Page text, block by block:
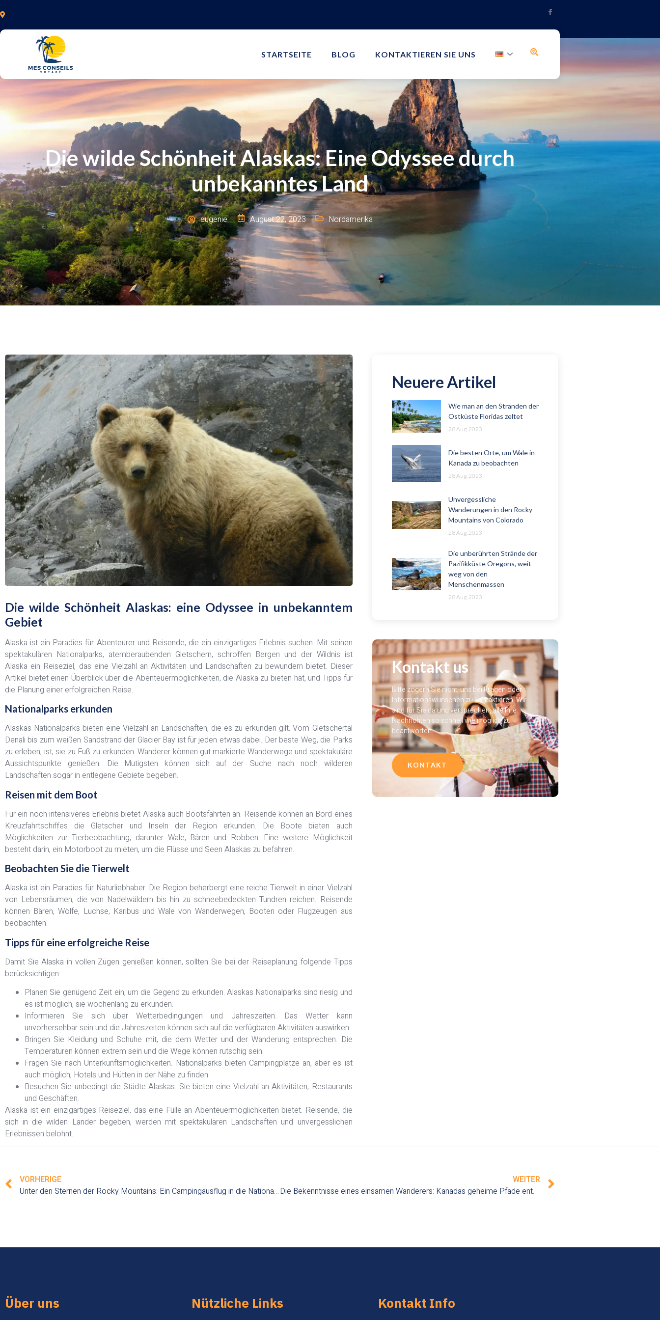
STARTSEITE BLOG KONTAKTIEREN SIE UNS
Die wilde Schönheit Alaskas: Eine Odyssee durch
unbekanntes Land
eugenie August 22, 2023 Nordamerika
Die wilde Schönheit Alaskas: eine Odyssee in unbekanntem
Gebiet
Alaska ist ein Paradies für Abenteurer und Reisende, die ein einzigartiges Erlebnis suchen. Mit seinen
spektakulären Nationalparks, atemberaubenden Gletschern, schroffen Bergen und der Wildnis ist
Alaska ein Reiseziel, das eine Vielzahl an Aktivitäten und Landschaften zu bewundern bietet. Dieser
Artikel bietet einen Überblick über die Abenteuermöglichkeiten, die Alaska zu bieten hat, und Tipps für
die Planung einer erfolgreichen Reise.
Nationalparks erkunden
Alaskas Nationalparks bieten eine Vielzahl an Landschaften, die es zu erkunden gilt. Vom Gletschertal
Denali bis zum weißen Sandstrand der Glacier Bay ist für jeden etwas dabei. Der beste Weg, die Parks
zu erleben, ist, sie zu Fuß zu erkunden. Wanderer können gut markierte Wanderwege und spektakuläre
Aussichtspunkte genießen. Die Mutigsten können sich auf der Suche nach noch wilderen
Landschaften sogar in entlegene Gebiete begeben.
Reisen mit dem Boot
Für ein noch intensiveres Erlebnis bietet Alaska auch Bootsfahrten an. Reisende können an Bord eines
Kreuzfahrtschiffes die Gletscher und Inseln der Region erkunden. Die Boote bieten auch
Möglichkeiten zur Tierbeobachtung, darunter Wale, Bären und Robben. Eine weitere Möglichkeit
besteht darin, ein Motorboot zu mieten, um die Flüsse und Seen Alaskas zu befahren.
Beobachten Sie die Tierwelt
Alaska ist ein Paradies für Naturliebhaber. Die Region beherbergt eine reiche Tierwelt in einer Vielzahl
von Lebensräumen, die von Nadelwäldern bis hin zu schneebedeckten Tundren reichen. Reisende
können Bären, Wölfe, Luchse, Karibus und Wale von Wanderwegen, Booten oder Flugzeugen aus
beobachten.
Tipps für eine erfolgreiche Reise
Damit Sie Alaska in vollen Zügen genießen können, sollten Sie bei der Reiseplanung folgende Tipps
berücksichtigen:
Planen Sie genügend Zeit ein, um die Gegend zu erkunden. Alaskas Nationalparks sind riesig und
es ist möglich, sie wochenlang zu erkunden.
Informieren Sie sich über Wetterbedingungen und Jahreszeiten. Das Wetter kann
unvorhersehbar sein und die Jahreszeiten können sich auf die verfügbaren Aktivitäten auswirken.
Bringen Sie Kleidung und Schuhe mit, die dem Wetter und der Wanderung entsprechen. Die
Temperaturen können extrem sein und die Wege können rutschig sein.
Fragen Sie nach Unterkunftsmöglichkeiten. Nationalparks bieten Campingplätze an, aber es ist
auch möglich, Hotels und Hütten in der Nähe zu finden.
Besuchen Sie unbedingt die Städte Alaskas. Sie bieten eine Vielzahl an Aktivitäten, Restaurants
und Geschäften.
Alaska ist ein einzigartiges Reiseziel, das eine Fülle an Abenteuermöglichkeiten bietet. Reisende, die
sich in die wilden Länder begeben, werden mit spektakulären Landschaften und unvergesslichen
Erlebnissen belohnt.
Neuere Artikel
Wie man an den Stränden der
Ostküste Floridas zeltet
28 Aug. 2023
Die besten Orte, um Wale in
Kanada zu beobachten
28 Aug. 2023
Unvergessliche
Wanderungen in den Rocky
Mountains von Colorado
28 Aug. 2023
Die unberührten Strände der
Pazifikküste Oregons, weit
weg von den
Menschenmassen
28 Aug. 2023
Kontakt us
Bitte zögern Sie nicht, uns bei Fragen oder
Informationswünschen zu kontaktieren. Wir
sind für Sie da und versprechen, alle Ihre
Nachrichten so schnell wie möglich zu
beantworten.
KONTAKT
VORHERIGE
Unter den Sternen der Rocky Mountains: Ein Campingausflug in die Nationalparks der USA
WEITER
Die Bekenntnisse eines einsamen Wanderers: Kanadas geheime Pfade entdecken
Über uns Nützliche Links Kontakt Info